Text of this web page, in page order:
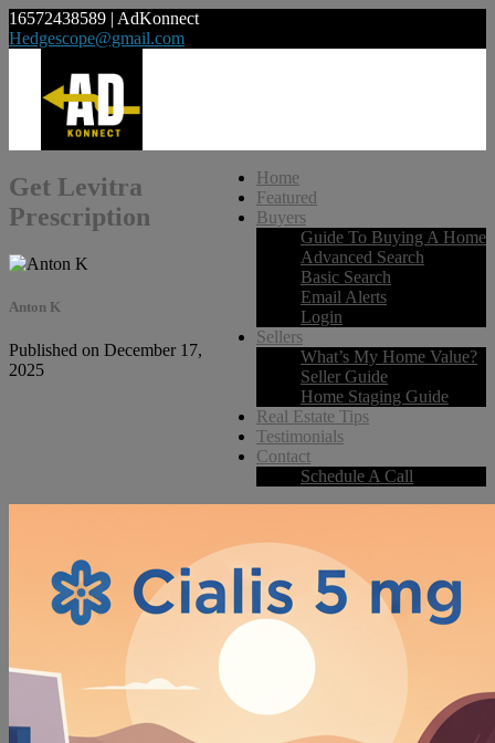
16572438589 | AdKonnect
Hedgescope@gmail.com
Home
Featured
Buyers
Guide To Buying A Home
Advanced Search
Basic Search
Email Alerts
Login
Sellers
What’s My Home Value?
Seller Guide
Home Staging Guide
Real Estate Tips
Testimonials
Contact
Schedule A Call
Get Levitra
Prescription
Anton K
Published on December 17,
2025